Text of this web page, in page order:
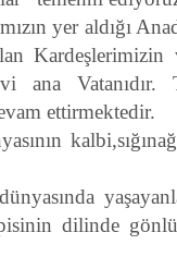
yer aldığı
Kardeşlerimizin
ana
ettirmektedir.
dilinde